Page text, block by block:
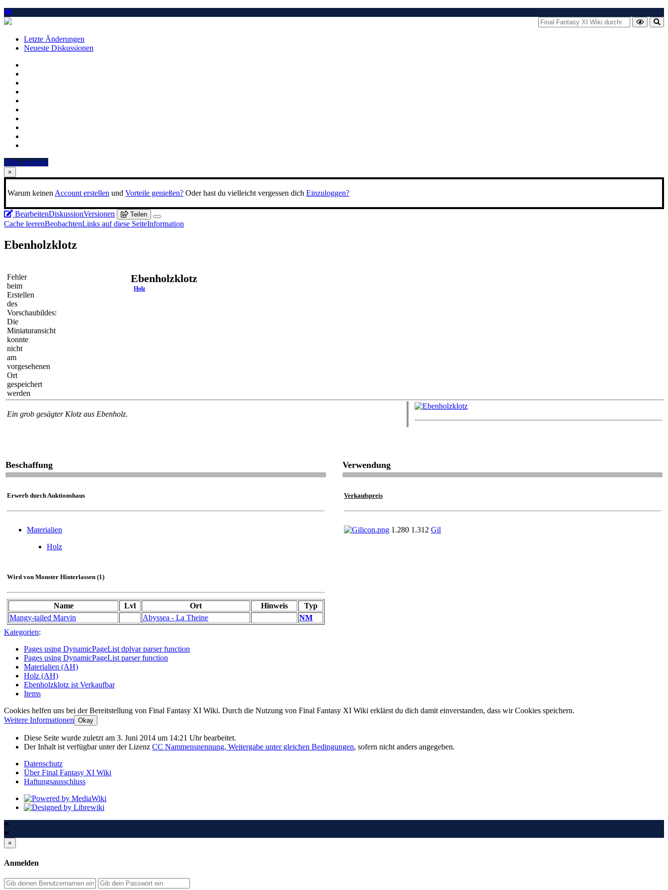
Letzte Änderungen
Neueste Diskussionen
Mehr ansehen
×
Warum keinen Account erstellen und Vorteile genießen? Oder hast du vielleicht vergessen dich Einzuloggen?
BearbeitenDiskussionVersionen Teilen
Cache leerenBeobachtenLinks auf diese SeiteInformation
Ebenholzklotz
Fehler
beim
Erstellen
des
Vorschaubildes:
Die
Miniaturansicht
konnte
nicht
am
vorgesehenen
Ort
gespeichert
werden
Ebenholzklotz
Holz
Ein grob gesägter Klotz aus Ebenholz.
Beschaffung Verwendung
Erwerb durch Auktionshaus
Materialien
Holz
Wird von Monster Hinterlassen (1)
Name Lvl Ort Hinweis
Typ
Mangy-tailed Marvin
Abyssea - La Theine NM
Verkaufspreis
1.280 1.312 Gil
Kategorien:
Pages using DynamicPageList dplvar parser function
Pages using DynamicPageList parser function
Materialien (AH)
Holz (AH)
Ebenholzklotz ist Verkaufbar
Items
Cookies helfen uns bei der Bereitstellung von Final Fantasy XI Wiki. Durch die Nutzung von Final Fantasy XI Wiki erklärst du dich damit einverstanden, dass wir Cookies speichern.
Weitere Informationen Okay
Diese Seite wurde zuletzt am 3. Juni 2014 um 14:21 Uhr bearbeitet.
Der Inhalt ist verfügbar unter der Lizenz CC Nammensnennung, Weitergabe unter gleichen Bedingungen, sofern nicht anders angegeben.
Datenschutz
Über Final Fantasy XI Wiki
Haftungsausschluss
×
Anmelden
Passwort